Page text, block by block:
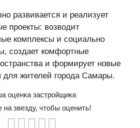
развивается и реализует
проекты: возводит
комплексы и социально
создает комфортные
и формирует новые
для жителей города Самары.
оценка застройщика
на звезду, чтобы оценить!